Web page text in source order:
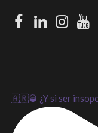
Facebook
LinkedIn
🇦🇷🥃 ¿Y si ser